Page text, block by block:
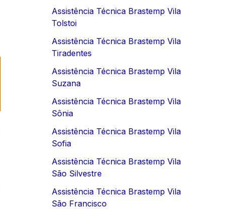
Assistência Técnica Brastemp Vila
Tolstoi
Assistência Técnica Brastemp Vila
Tiradentes
Assistência Técnica Brastemp Vila
Suzana
Assistência Técnica Brastemp Vila
Sônia
Assistência Técnica Brastemp Vila
Sofia
Assistência Técnica Brastemp Vila
São Silvestre
Assistência Técnica Brastemp Vila
São Francisco